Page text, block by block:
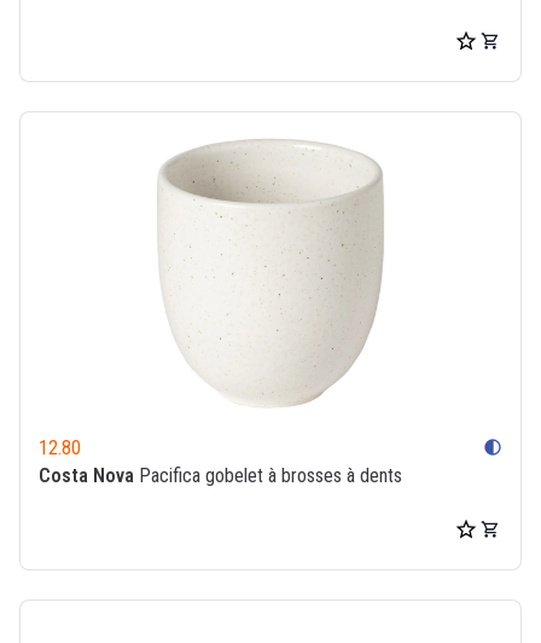
12.80 contrast
Costa Nova Pacifica gobelet à brosses à dents